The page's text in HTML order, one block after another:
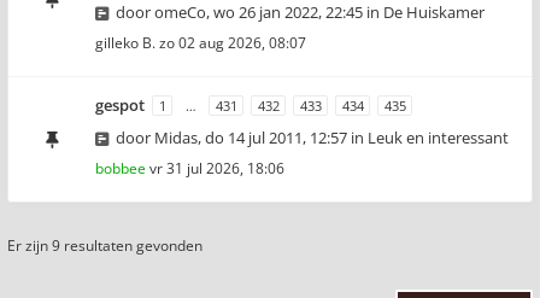
dooromeCo,wo 26 jan 2022, 22:45 in De Huiskamer
gilleko B.zo 02 aug 2026, 08:07
gespot 1 … 431 432 433 434 435
door Midas,do 14 jul 2011, 12:57 in Leuk en interessant
bobbeevr 31 jul 2026, 18:06
Er zijn 9 resultaten gevonden